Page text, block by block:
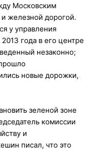
Московским
железной дорогой.
у управления
года в его центре
незаконно;
новые дорожки,
зеленой зоне
комиссии
и
писал, что это